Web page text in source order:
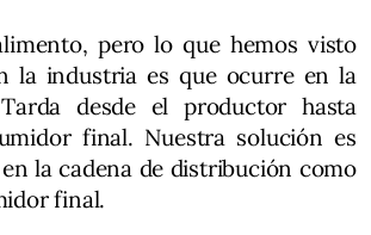
pero lo que hemos visto
la industria es que ocurre en la
desde el productor hasta
final. Nuestra solución es
la cadena de distribución como
final.